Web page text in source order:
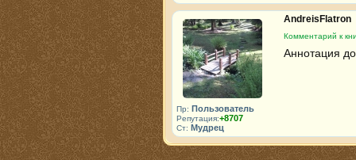
Пр: Пользователь
Репутация:+8707
Ст: Мудрец
AndreisFlatron
Комментарий к
Аннотация